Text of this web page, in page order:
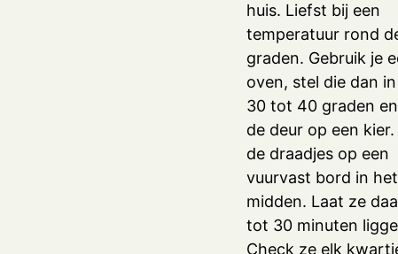
huis. Liefst bij een
temperatuur rond
graden. Gebruik je
oven, stel die dan
30 tot 40 graden
de deur op een kier.
de draadjes op een
vuurvast bord in het
midden. Laat ze
tot 30 minuten
Check ze elk